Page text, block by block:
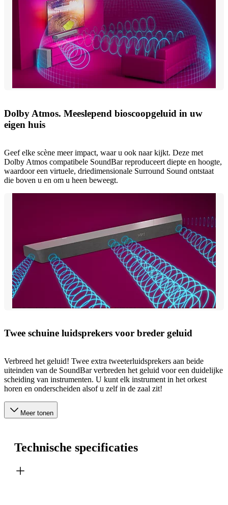
Dolby Atmos. Meeslepend bioscoopgeluid in uw
eigen huis
Geef elke scène meer impact, waar u ook naar kijkt. Deze met
Dolby Atmos compatibele SoundBar reproduceert diepte en hoogte,
waardoor een virtuele, driedimensionale Surround Sound ontstaat
die boven u en om u heen beweegt.
Twee schuine luidsprekers voor breder geluid
Verbreed het geluid! Twee extra tweeterluidsprekers aan beide
uiteinden van de SoundBar verbreden het geluid voor een duidelijke
scheiding van instrumenten. U kunt elk instrument in het orkest
horen en onderscheiden alsof u zelf in de zaal zit!
Meer tonen
Technische specificaties